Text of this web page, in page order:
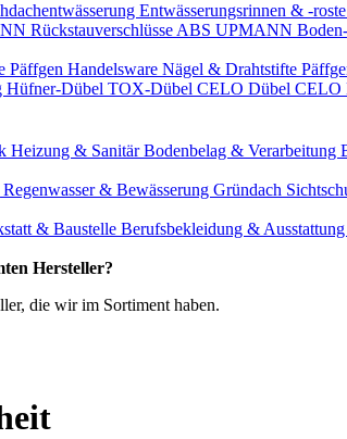
Entwässerungsrinnen & -roste
Rückstauverschlüsse ABS UPMANN
Päffgen Handelsware Nägel & Drahtstifte
Hüfner-Dübel TOX-Dübel CELO Dübel CELO
Heizung & SanitärBodenbelag & Verarbeitung
Regenwasser & Bewässerung Gründach
& Baustelle Berufsbekleidung & Ausstattung
Hersteller?
die wir im Sortiment haben.